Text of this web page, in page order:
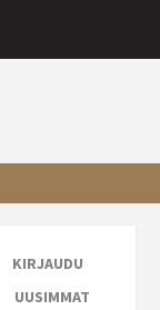
KIRJAUDU
UUSIMMAT